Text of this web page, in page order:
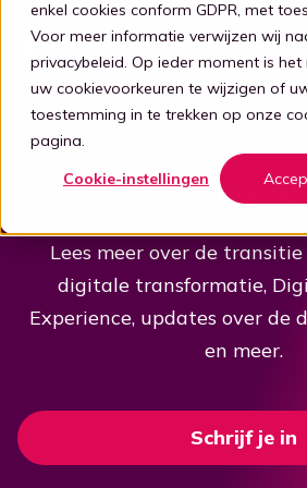
enkel cookies conform GDPR, met
Voor meer informatie verwijzen wij
privacybeleid. Op ieder moment is het
uw cookievoorkeuren te wijzigen of
toestemming in te trekken op onze
pagina.
Cookie-instellingen
Platform
Intelligente werkplek
Eenvoudige werkplek
Stap 1: Vereenvoudigen
Verbind al je apps
Stap 3: Intelligentie
Prijzen
Voor wie
Zorg
Ouderenzorg
Focus op de ouderenzorg
Partners
digitale werkplek door samen te werken
Digitale transformatie
Workspace
Lees meer over de
digitale transformatie,
Experience, updates over de
en meer.
Schrijf je in